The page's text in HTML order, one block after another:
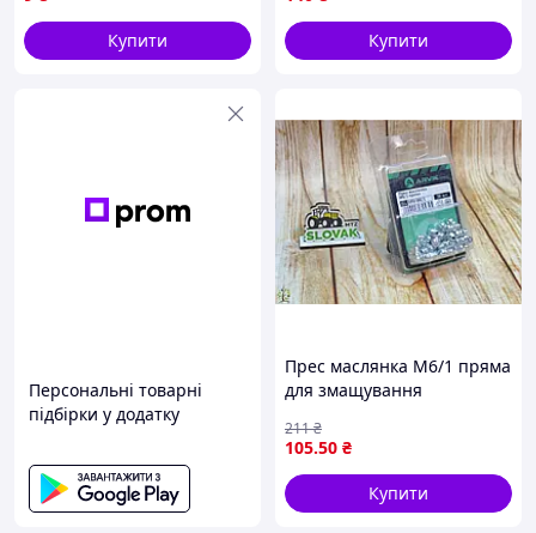
ремонті
Купити
Купити
Персональні товарні
підбірки у додатку
Прес маслянка М6/1 пряма
для змащування
зі сталі ARVIK
105.50 ₴
211₴
Купити